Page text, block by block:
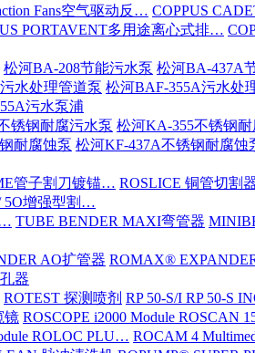
Fans空气驱动反… COPPUS
PORTAVENT多用途离心式排…
松河BA-208节能污水泵 松河BA-437A
水处理管道泵 松河BAF-355A污水处
污水泵浦
锈钢耐腐污水泵 松河KA-355不锈钢
耐腐蚀泵 松河KF-437A不锈钢耐腐蚀
管子割刀镀锚… ROSLICE 铜管切割
5O增强型割…
… TUBE BENDER MAXI弯管器
AO扩管器 ROMAX®
器
ROTEST 探测喷剂 RP 50-S/I RP 50-S
镜 ROSCOPE i2000 Module ROSCAN
ROLOC PLU… ROCAM 4